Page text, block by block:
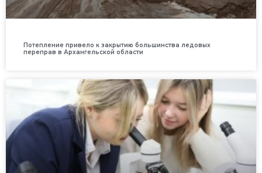
Потепление привело к закрытию большинства ледовых
переправ в Архангельской области